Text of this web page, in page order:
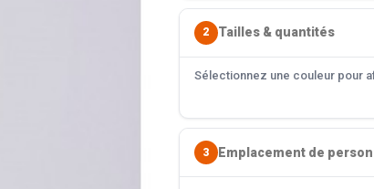
2 Tailles & quantités
Sélectionnez une couleur pour
3 Emplacement de